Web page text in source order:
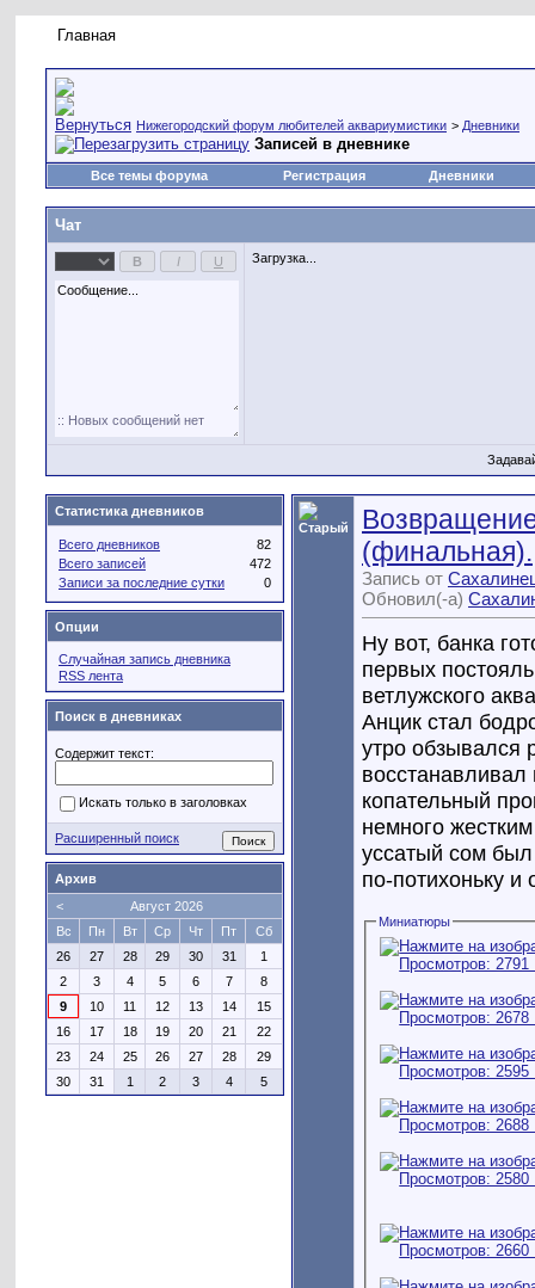
Главная
Нижегородский форум любителей аквариумистики > Дневники
Записей в дневнике
Все темы форума Регистрация Дневники
Чат
Загрузка...
(финальная).
Запись от
Обновил(-а)
Ну вот, банка
первых
ветлужского
Анцик стал
утро обзывался
копательный
немного
уссатый сом
по-потихоньку и
Миниатюры
Статистика дневников
Всего дневников
82
Всего записей
472
Записи за последние сутки
0
Опции
Случайная запись дневника
RSS лента
Поиск в дневниках
Содержит текст:
Искать только в заголовках
Расширенный поиск
Архив
<
Август 2026
Вс
Пн Вт Ср Чт Пт
Сб
26
27 28 29 30 31
1
2
3 4 5 6 7
8
9
10 11 12 13 14
15
16
17 18 19 20 21
22
23
24 25 26 27 28
29
30
31 1 2 3 4 5